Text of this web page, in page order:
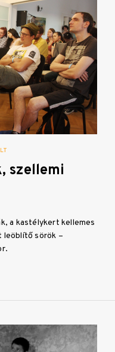
szellemi
a kastélykert kellemes
leöblítő sörök –